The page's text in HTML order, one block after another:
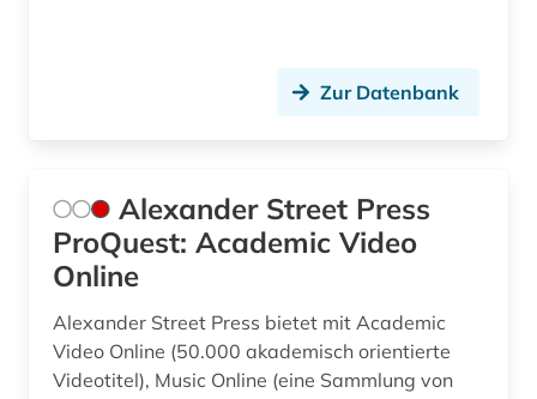
elektronisches buch (24)
englisch (5)
enzyklopädie (5)
Zur Datenbank
Alexander Street Press
ProQuest: Academic Video
Online
Alexander Street Press bietet mit Academic
Video Online (50.000 akademisch orientierte
Videotitel), Music Online (eine Sammlung von